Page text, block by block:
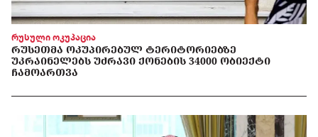
რუსული ოკუპაცია
ᲠᲣᲡᲔᲗᲛᲐ ᲝᲙᲣᲞᲘᲠᲔᲑᲣᲚ ᲢᲔᲠᲘᲢᲝᲠᲘᲔᲑᲖᲔ
ᲣᲙᲠᲐᲘᲜᲔᲚᲔᲑᲡ ᲣᲫᲠᲐᲕᲘ ᲥᲝᲜᲔᲑᲘᲡ 34000 ᲝᲑᲘᲔᲥᲢᲘ
ᲩᲐᲛᲝᲐᲠᲗᲕᲐ